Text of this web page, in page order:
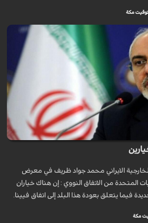
الخارجية الايراني محمد جواد ظريف في معرض
المتحدة من الاتفاق النووي : إن هناك خياران
فيما يتعلق بعودة هذا البلد إلى اتفاق فيينا.